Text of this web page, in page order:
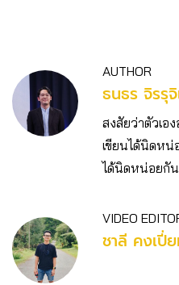
AUTHOR
ธนธร จิรรุจิ
สงสัยว่าตัวเอ
เขียนได้นิดหน่
ได้นิดหน่อยกั
VIDEO
ชาลี คงเปี่